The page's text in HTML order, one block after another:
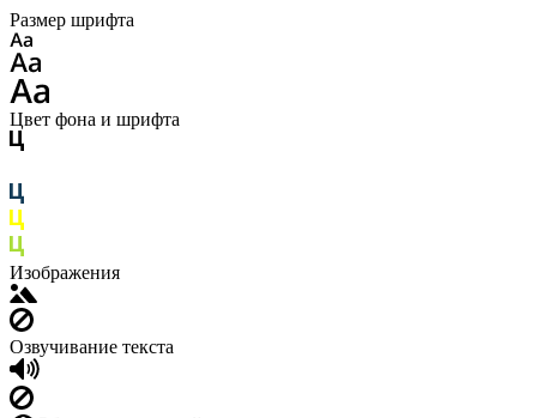
Размер шрифта
Цвет фона и шрифта
Изображения
Озвучивание текста